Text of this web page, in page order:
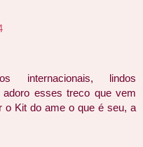
internacionais, lindos
esses treco que vem
o Kit do ame o que é seu, a